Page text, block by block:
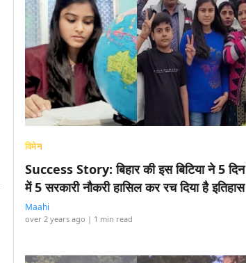
विमेन
Success Story: बिहार की इस बिटिया ने 5 दिन
में 5 सरकारी नौकरी हासिल कर रच दिया है इतिहास
Maahi
over 2 years ago | 1 min read